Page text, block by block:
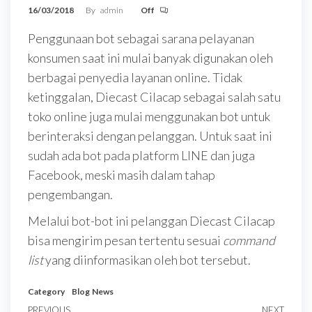
16/03/2018 By admin Off
Penggunaan bot sebagai sarana pelayanan
konsumen saat ini mulai banyak digunakan oleh
berbagai penyedia layanan online. Tidak
ketinggalan, Diecast Cilacap sebagai salah satu
toko online juga mulai menggunakan bot untuk
berinteraksi dengan pelanggan. Untuk saat ini
sudah ada bot pada platform LINE dan juga
Facebook, meski masih dalam tahap
pengembangan.
Melalui bot-bot ini pelanggan Diecast Cilacap
bisa mengirim pesan tertentu sesuai command
listyang diinformasikan oleh bot tersebut.
Category Blog News
PREVIOUS NEXT